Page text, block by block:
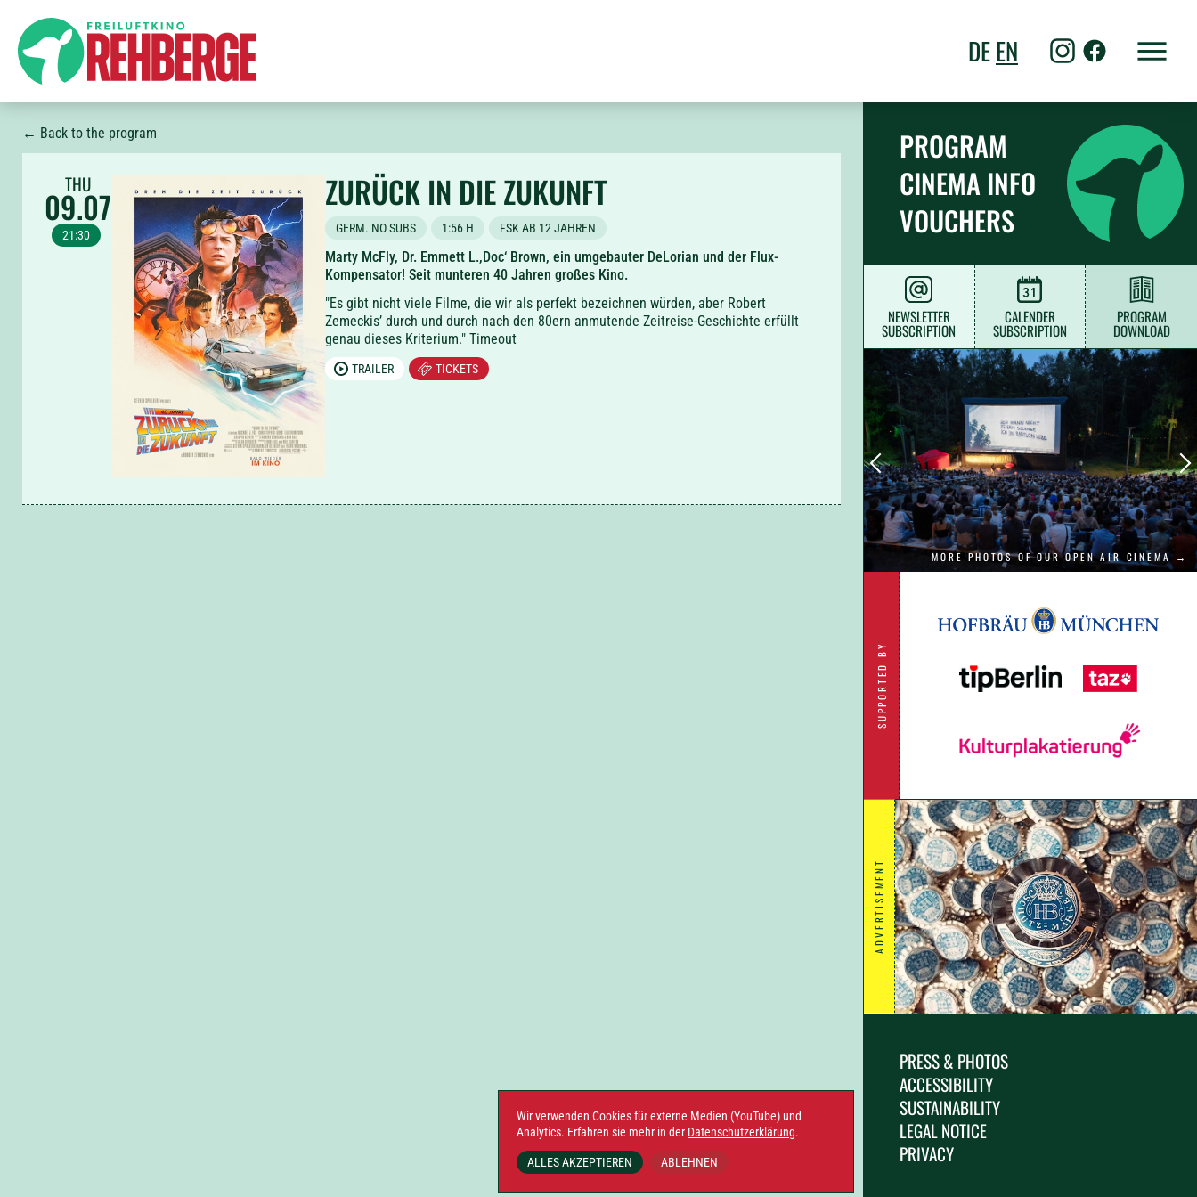
DEEN
← Back to the program
THU
09.07
21:30
ZURÜCK IN DIE ZUKUNFT
GERM. NO SUBS 1:56 H FSK AB 12 JAHREN
Marty McFly, Dr. Emmett L.,Doc‘ Brown, ein umgebauter DeLorian und der Flux-
Kompensator! Seit munteren 40 Jahren großes Kino.
"Es gibt nicht viele Filme, die wir als perfekt bezeichnen würden, aber Robert
Zemeckis’ durch und durch nach den 80ern anmutende Zeitreise-Geschichte erfüllt
genau dieses Kriterium." Timeout
TRAILER TICKETS
PROGRAM
CINEMA INFO
VOUCHERS
NEWSLETTER
SUBSCRIPTION
CALENDER
SUBSCRIPTION
PROGRAM
DOWNLOAD
MORE PHOTOS OF OUR OPEN AIR CINEMA →
SUPPORTED BY
ADVERTISEMENT
PRESS & PHOTOS
ACCESSIBILITY
SUSTAINABILITY
LEGAL NOTICE
PRIVACY
Wir verwenden Cookies für externe Medien (YouTube) und
Analytics. Erfahren sie mehr in der Datenschutzerklärung.
ALLES AKZEPTIEREN ABLEHNEN